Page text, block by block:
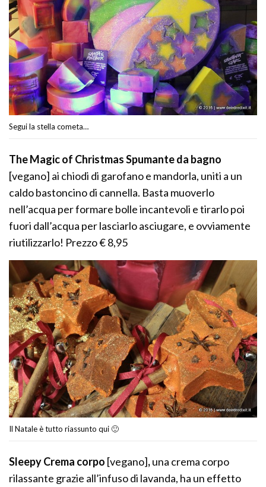
Segui la stella cometa…
The Magic of Christmas Spumante da bagno
[vegano] ai chiodi di garofano e mandorla, uniti a un
caldo bastoncino di cannella. Basta muoverlo
nell’acqua per formare bolle incantevoli e tirarlo poi
fuori dall’acqua per lasciarlo asciugare, e ovviamente
riutilizzarlo! Prezzo € 8,95
Il Natale è tutto riassunto qui 🙂
Sleepy Crema corpo [vegano],una crema corpo
rilassante grazie all’infuso di lavanda, ha un effetto